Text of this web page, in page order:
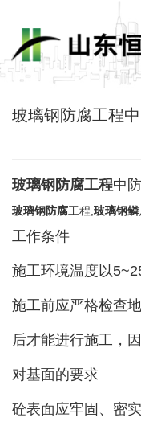
玻璃钢防腐工程
玻璃钢防腐工程中
玻璃钢防腐工程, 玻璃钢
工作条件
施工环境温度以
施工前应严格检查
后才能进行施工，
对基面的要求
砼表面应牢固、密